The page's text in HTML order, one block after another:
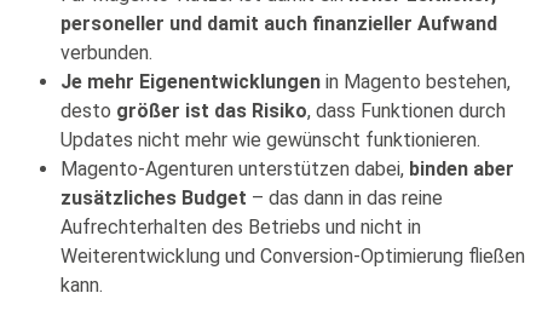
personeller und damit auch finanzieller Aufwand
verbunden.
Je mehr Eigenentwicklungen in Magento bestehen,
desto größer ist das Risiko, dass Funktionen durch
Updates nicht mehr wie gewünscht funktionieren.
Magento-Agenturen unterstützen dabei, binden aber
zusätzliches Budget – das dann in das reine
Aufrechterhalten des Betriebs und nicht in
Weiterentwicklung und Conversion-Optimierung fließen
kann.